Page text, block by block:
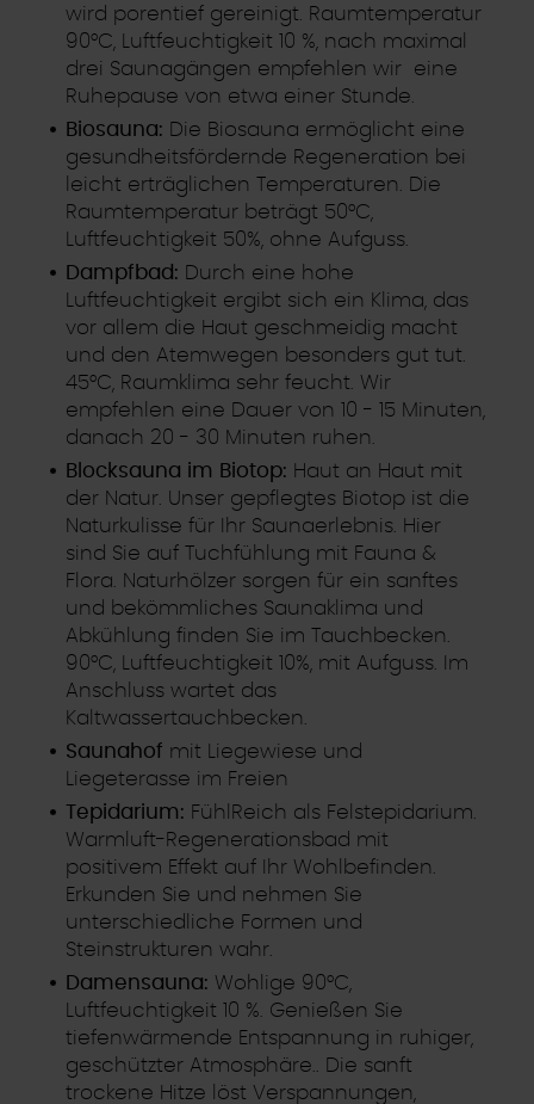
wird porentief gereinigt. Raumtemperatur
90°C, Luftfeuchtigkeit 10 %, nach maximal
drei Saunagängen empfehlen wir eine
Ruhepause von etwa einer Stunde.
Biosauna: Die Biosauna ermöglicht eine
gesundheitsfördernde Regeneration bei
leicht erträglichen Temperaturen. Die
Raumtemperatur beträgt 50°C,
Luftfeuchtigkeit 50%, ohne Aufguss.
Dampfbad: Durch eine hohe
Luftfeuchtigkeit ergibt sich ein Klima, das
vor allem die Haut geschmeidig macht
und den Atemwegen besonders gut tut.
45°C, Raumklima sehr feucht. Wir
empfehlen eine Dauer von 10 - 15 Minuten,
danach 20 - 30 Minuten ruhen.
Blocksauna im Biotop: Haut an Haut mit
der Natur. Unser gepflegtes Biotop ist die
Naturkulisse für Ihr Saunaerlebnis. Hier
sind Sie auf Tuchfühlung mit Fauna &
Flora. Naturhölzer sorgen für ein sanftes
und bekömmliches Saunaklima und
Abkühlung finden Sie im Tauchbecken.
90°C, Luftfeuchtigkeit 10%, mit Aufguss. Im
Anschluss wartet das
Kaltwassertauchbecken.
Saunahof mit Liegewiese und
Liegeterasse im Freien
Tepidarium: FühlReich als Felstepidarium.
Warmluft-Regenerationsbad mit
positivem Effekt auf Ihr Wohlbefinden.
Erkunden Sie und nehmen Sie
unterschiedliche Formen und
Steinstrukturen wahr.
Damensauna: Wohlige 90°C,
Luftfeuchtigkeit 10 %. Genießen Sie
tiefenwärmende Entspannung in ruhiger,
geschützter Atmosphäre.. Die sanft
trockene Hitze löst Verspannungen,